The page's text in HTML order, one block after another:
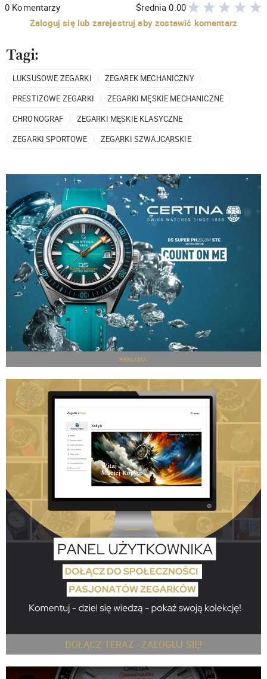
0 Komentarzy Średnia0.00
Zaloguj się lub zarejestruj aby zostawić komentarz
Tagi:
LUKSUSOWE ZEGARKI
ZEGAREK MECHANICZNY
PRESTIŻOWE ZEGARKI
ZEGARKI MĘSKIE MECHANICZNE
CHRONOGRAF
ZEGARKI MĘSKIE KLASYCZNE
ZEGARKI SPORTOWE
ZEGARKI SZWAJCARSKIE
REKLAMA
DOŁĄCZ TERAZ - ZALOGUJ SIĘ!